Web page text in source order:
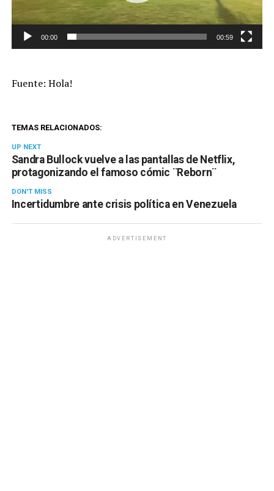
00:00 00:59
Fuente: Hola!
TEMAS RELACIONADOS:
UP NEXT
Sandra Bullock vuelve a las pantallas de Netflix,
protagonizando el famoso cómic ¨Reborn¨
DON'T MISS
Incertidumbre ante crisis política en Venezuela
ADVERTISEMENT